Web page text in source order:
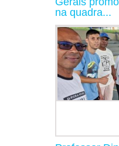
na quadra...